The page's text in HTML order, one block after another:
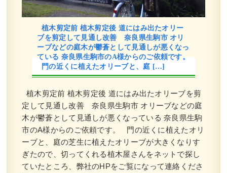
植木剪定前 植木剪定後 道にはみ出たオリー
ブを剪定して見通し改善 奈良県生駒市 オリ
ーブなどの庭木が鬱蒼として見通しが悪くなっ
ている 奈良県生駒市のA様からのご依頼です。
門の近くに植えたオリーブと、庭 […]
植木剪定前 植木剪定後 道にはみ出たオリーブを剪
定して見通し改善 奈良県生駒市 オリーブなどの庭
木が鬱蒼として見通しが悪くなっている 奈良県生駒
市のA様からのご依頼です。 門の近くに植えたオリ
ーブと、庭の芝生に植えたオリーブが大きくなりす
ぎたので、切ってくれる植木屋さんをネットで探し
ていたところ、弊社のHPをご覧になって連絡くださ